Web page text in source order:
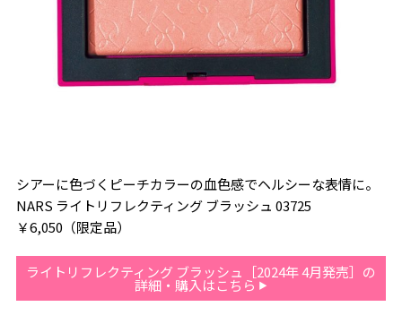
シアーに色づくピーチカラーの血色感でヘルシーな表情に。
NARS ライトリフレクティング ブラッシュ 03725
￥6,050（限定品）
ライトリフレクティング ブラッシュ［2024年 4月発売］の
詳細・購入はこちら